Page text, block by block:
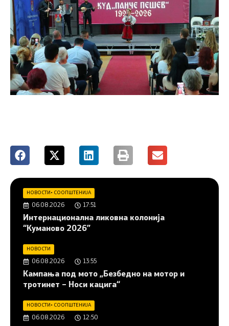
НОВОСТИ • СООПШТЕНИЈА
06.08.2026 17:51
Интернационална ликовна колонија
“Куманово 2026”
НОВОСТИ
06.08.2026 13:55
Кампања под мото „Безбедно на мотор и
тротинет – Носи кацига“
НОВОСТИ • СООПШТЕНИЈА
06.08.2026 12:50